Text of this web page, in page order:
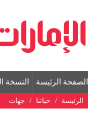
الصفحة الرئيسة النسخة
الرئيسة حياتنا جهات